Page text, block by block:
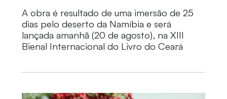
A obra é resultado de uma imersão de 25
dias pelo deserto da Namíbia e será
lançada amanhã (20 de agosto), na XIII
Bienal Internacional do Livro do Ceará